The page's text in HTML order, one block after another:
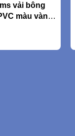
vải bông
màu vàng